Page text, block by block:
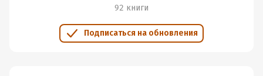
92 книги
Подписаться на обновления